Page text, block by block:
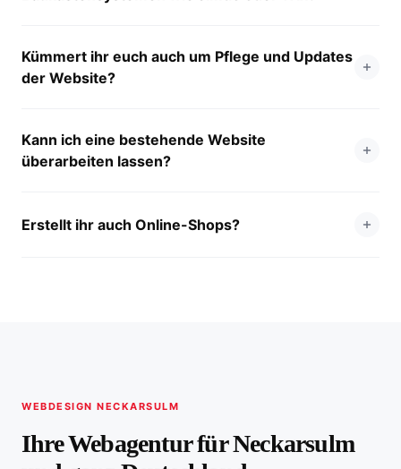
Kümmert ihr euch auch um Pflege und Updates
der Website?
Kann ich eine bestehende Website
überarbeiten lassen?
Erstellt ihr auch Online-Shops?
WEBDESIGN NECKARSULM
Ihre Webagentur für Neckarsulm